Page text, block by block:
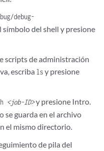
debug-
símbolo del shell y presione
scripts de administración
escriba lsy presione
<job-ID>y presione Intro.
se guarda en el archivo
el mismo directorio.
de pila del